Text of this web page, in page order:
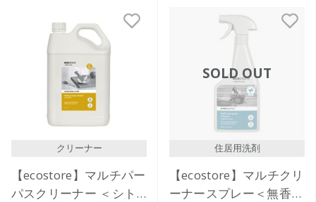
クリーナー
【ecostore】マルチパー
パスクリーナー ＜シト
SOLD OUT
住居用洗剤
【ecostore】マルチクリ
ーナースプレー＜無香料